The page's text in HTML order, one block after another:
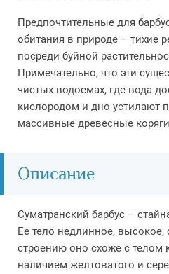
Предпочтительные для
обитания в природе – тихие
посреди буйной
Примечательно, что эти
чистых водоемах, где вода
кислородом и дно устилают
массивные древесные
Описание
Суматранский барбус –
Ее тело недлинное,
строению оно схоже с телом
наличием желтоватого и